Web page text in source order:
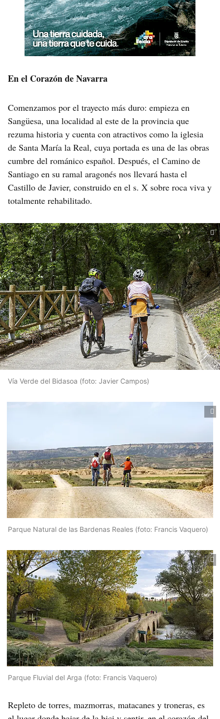
En el Corazón de Navarra
Comenzamos por el trayecto más duro: empieza en
Sangüesa, una localidad al este de la provincia que
rezuma historia y cuenta con atractivos como la iglesia
de Santa María la Real, cuya portada es una de las obras
cumbre del románico español. Después, el Camino de
Santiago en su ramal aragonés nos llevará hasta el
Castillo de Javier, construido en el s. X sobre roca viva y
totalmente rehabilitado.
Vía Verde del Bidasoa (foto: Javier Campos)
Parque Natural de las Bardenas Reales (foto: Francis Vaquero)
Parque Fluvial del Arga (foto: Francis Vaquero)
Repleto de torres, mazmorras, matacanes y troneras, es